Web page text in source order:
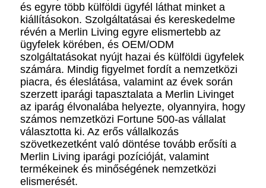
és egyre több külföldi ügyfél láthat minket a
kiállításokon. Szolgáltatásai és kereskedelme
révén a Merlin Living egyre elismertebb az
ügyfelek körében, és OEM/ODM
szolgáltatásokat nyújt hazai és külföldi ügyfelek
számára. Mindig figyelmet fordít a nemzetközi
piacra, és éleslátása, valamint az évek során
szerzett iparági tapasztalata a Merlin Livinget
az iparág élvonalába helyezte, olyannyira, hogy
számos nemzetközi Fortune 500-as vállalat
választotta ki. Az erős vállalkozás
szövetkezetként való döntése tovább erősíti a
Merlin Living iparági pozícióját, valamint
termékeinek és minőségének nemzetközi
elismerését.